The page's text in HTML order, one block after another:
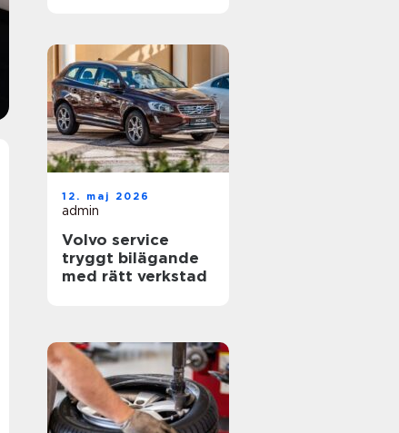
12. maj 2026
admin
Volvo service
tryggt bilägande
med rätt verkstad